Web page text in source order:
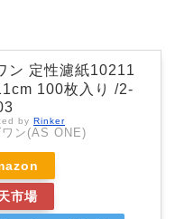
ン 定性濾紙10211
100枚入り /2-
by Rinker
ワン(AS ONE)
市場